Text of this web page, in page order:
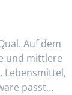
Auf dem
und mittlere
Lebensmittel,
passt…